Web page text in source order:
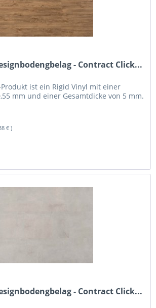
- Contract Click...
Produkt ist ein Rigid Vinyl mit einer
mm und einer Gesamtdicke von 5 mm.
€ )
- Contract Click...